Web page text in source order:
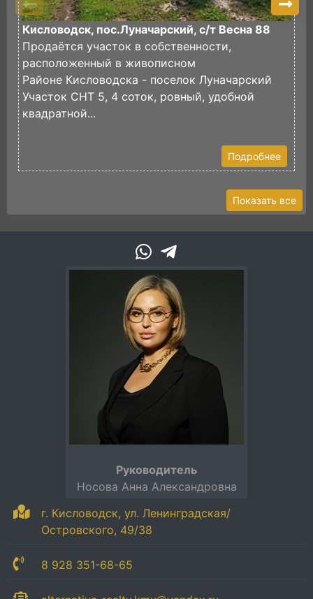
Кисловодск, пос.Луначарский, с/т Весна 88
Продаётся участок в собственности,
расположенный в живописном
Районе Кисловодска - поселок Луначарский
Участок СНТ 5, 4 соток, ровный, удобной
квадратной...
Подробнее
Показать все
г. Кисловодск, ул. Ленинградская/
Островского, 49/38
8 928 351-68-65
Руководитель
Носова Анна Александровна